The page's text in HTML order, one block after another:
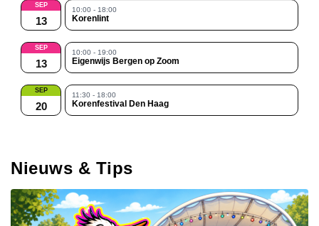
SEP
13
10:00 - 18:00
Korenlint
SEP
13
10:00 - 19:00
Eigenwijs Bergen op Zoom
SEP
20
11:30 - 18:00
Korenfestival Den Haag
Nieuws & Tips